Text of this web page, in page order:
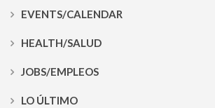
EVENTS/CALENDAR
HEALTH/SALUD
JOBS/EMPLEOS
LO ÚLTIMO